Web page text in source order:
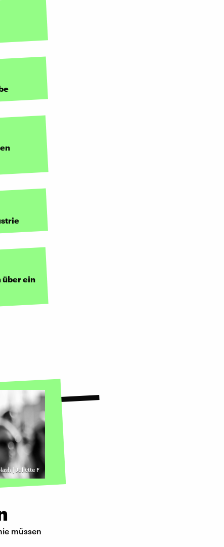
über ein
| Juliette F
müssen